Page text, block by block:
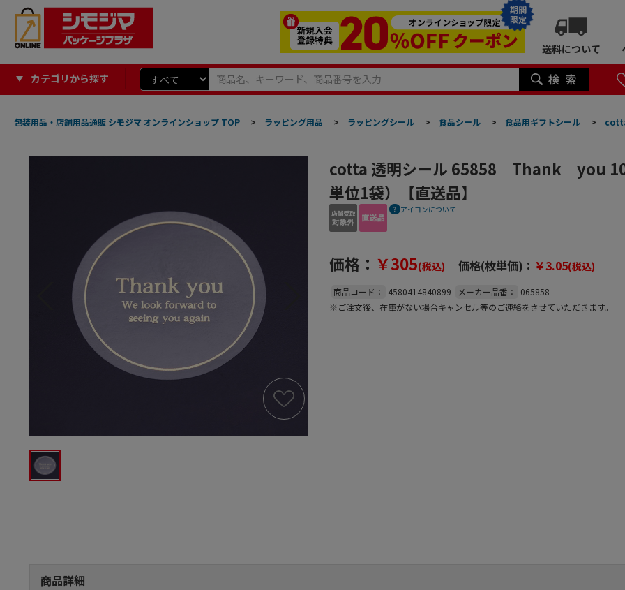
期間
限定
送料について
カテゴリから探す
包装用品・店舗用品通販 シモジマ オンラインショップ TOP > ラッピング用品 > ラッピングシール > 食品シール > 食品用ギフトシール >
cotta 透明シール 65858 Thank you
単位1袋）【直送品】
アイコンについて
価格： ￥305(税込) 価格(枚単価)： ￥3.05(税込)
商品コード： 4580414840899 メーカー品番：
065858
※ご注文後、在庫がない場合キャンセル等のご連絡をさせていただきます。
商品詳細